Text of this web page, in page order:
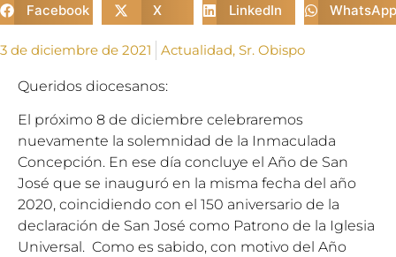
Facebook X LinkedIn WhatsApp
3 de diciembre de 2021 Actualidad, Sr. Obispo
Queridos diocesanos:
El próximo 8 de diciembre celebraremos
nuevamente la solemnidad de la Inmaculada
Concepción. En ese día concluye el Año de San
José que se inauguró en la misma fecha del año
2020, coincidiendo con el 150 aniversario de la
declaración de San José como Patrono de la Iglesia
Universal. Como es sabido, con motivo del Año